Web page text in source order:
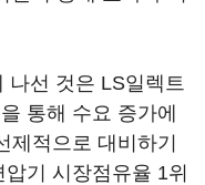
나선 것은 LS일렉트
통해 수요 증가에
적으로 대비하기
기 시장점유율 1위